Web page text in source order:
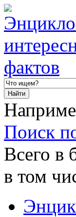
Поиск
Всего в
в том